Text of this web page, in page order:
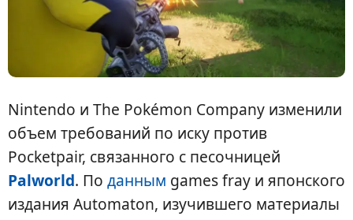
Nintendo и The Pokémon Company изменили
объем требований по иску против
Pocketpair, связанного с песочницей
Palworld. По данным games fray и японского
издания Automaton, изучившего материалы